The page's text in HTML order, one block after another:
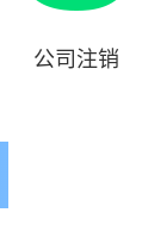
公司注销